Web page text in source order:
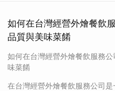
如何在台灣經營外燴餐飲
品質與美味菜餚
如何在台灣經營外燴餐飲服務
味菜餚
在台灣經營外燴餐飲服務公司